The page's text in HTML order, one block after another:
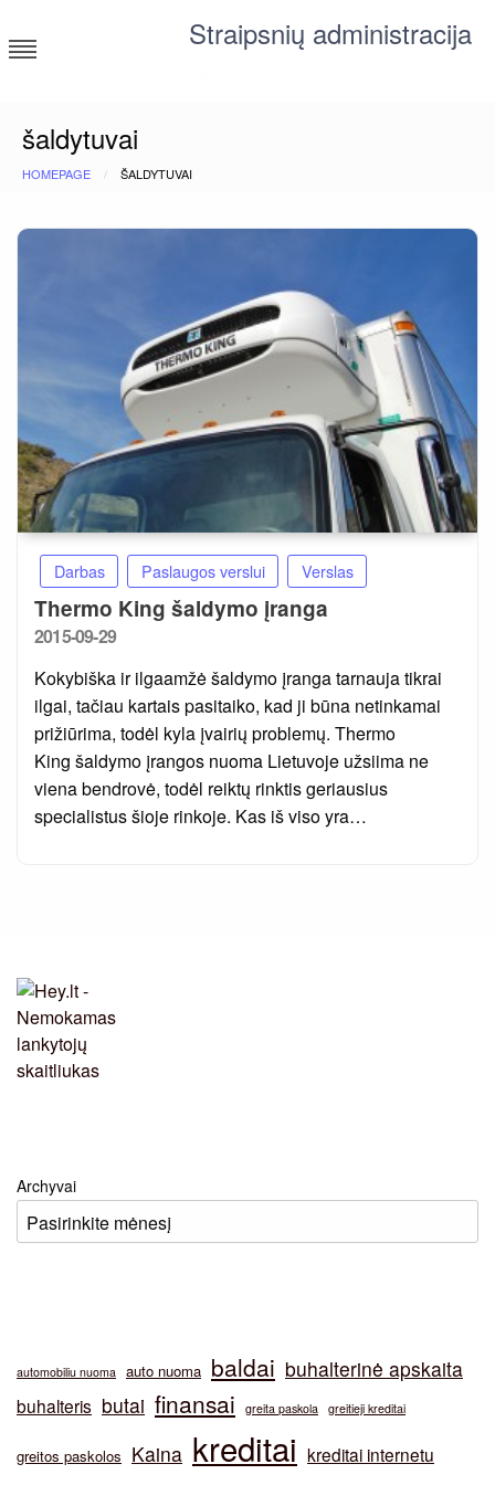
to
content
Straipsnių administracija
šaldytuvai
HOMEPAGE ŠALDYTUVAI
Darbas Paslaugos verslui Verslas
Thermo King šaldymo įranga
Posted
2015-09-29
Kokybiška ir ilgaamžė šaldymo įranga tarnauja tikrai
ilgai, tačiau kartais pasitaiko, kad ji būna netinkamai
prižiūrima, todėl kyla įvairių problemų. Thermo
King šaldymo įrangos nuoma Lietuvoje užsiima ne
viena bendrovė, todėl reiktų rinktis geriausius
specialistus šioje rinkoje. Kas iš viso yra…
Archyvai
automobiliu nuoma auto nuoma baldai buhalterinė apskaita
buhalteris butai finansai greita paskola greitieji kreditai
greitos paskolos Kaina kreditai kreditai internetu